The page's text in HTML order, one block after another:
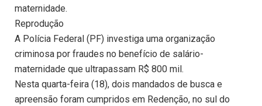
maternidade.
Reprodução
A Polícia Federal (PF) investiga uma organização
criminosa por fraudes no benefício de salário-
maternidade que ultrapassam R$ 800 mil.
Nesta quarta-feira (18), dois mandados de busca e
apreensão foram cumpridos em Redenção, no sul do